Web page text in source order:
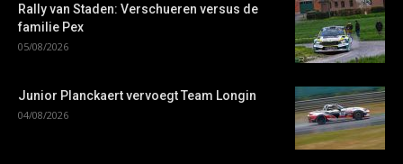
Rally van Staden: Verschueren versus de
familie Pex
05/08/2026
Junior Planckaert vervoegt Team Longin
04/08/2026